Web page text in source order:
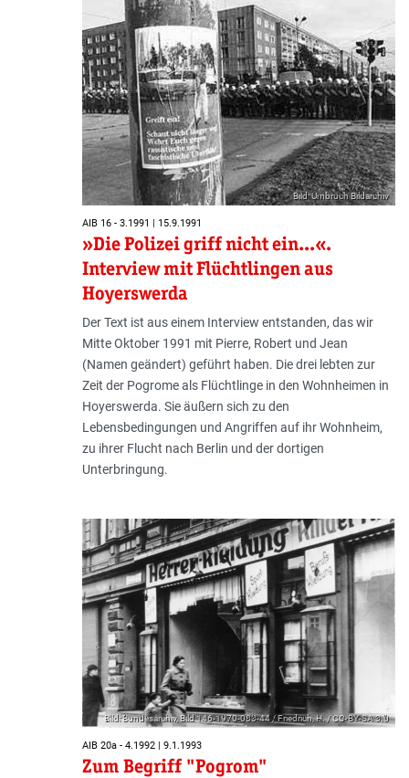
Bild: Umbruch Bildarchiv
AIB 16 - 3.1991 | 15.9.1991
»Die Polizei griff nicht ein...«.
Interview mit Flüchtlingen aus
Hoyerswerda
Der Text ist aus einem Interview entstanden, das wir
Mitte Oktober 1991 mit Pierre, Robert und Jean
(Namen geändert) geführt haben. Die drei lebten zur
Zeit der Pogrome als Flüchtlinge in den Wohnheimen in
Hoyerswerda. Sie äußern sich zu den
Lebensbedingungen und Angriffen auf ihr Wohnheim,
zu ihrer Flucht nach Berlin und der dortigen
Unterbringung.
Bild: Bundesarchiv, Bild 146-1970-083-44 / Friedrich, H. / CC-BY-SA 3.0
AIB 20a - 4.1992 | 9.1.1993
Zum Begriff "Pogrom"